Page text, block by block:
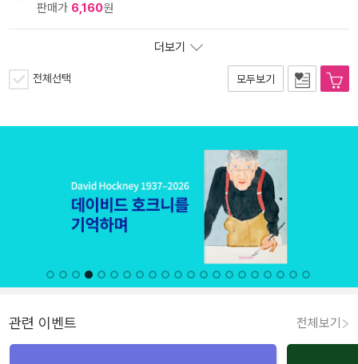
판매가 6,160원
더보기
전체선택 모두보기
관련 이벤트 전체보기